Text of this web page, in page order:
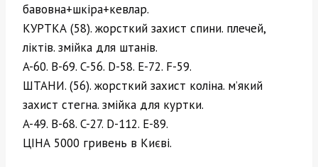
бавовна+шкіра+кевлар.
КУРТКА (58). жорсткий захист спини. плечей,
ліктів. змійка для штанів.
A-60. B-69. C-56. D-58. E-72. F-59.
ШТАНИ. (56). жорсткий захист коліна. м’який
захист стегна. змійка для куртки.
A-49. B-68. C-27. D-112. E-89.
ЦІНА 5000 гривень в Києві.